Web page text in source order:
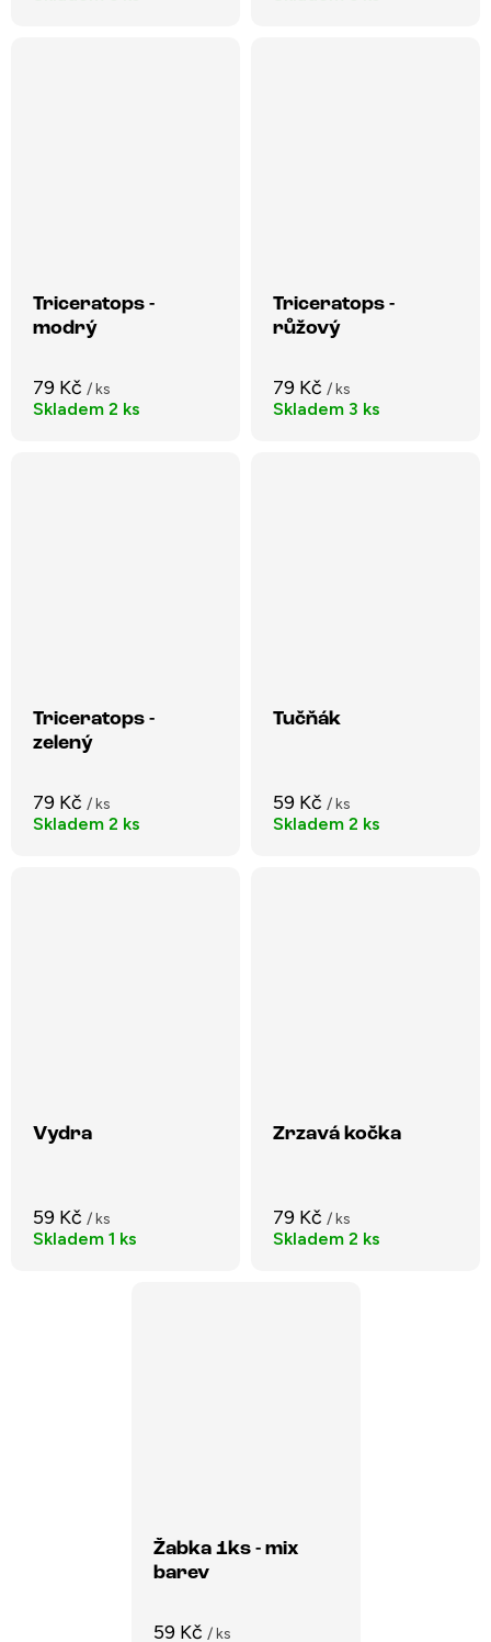
Triceratops -
modrý
79 Kč / ks
Skladem 2 ks
Triceratops -
růžový
79 Kč / ks
Skladem 3 ks
Triceratops -
zelený
79 Kč / ks
Skladem 2 ks
Tučňák
59 Kč / ks
Skladem 2 ks
Vydra
59 Kč / ks
Skladem 1 ks
Zrzavá kočka
79 Kč / ks
Skladem 2 ks
Žabka 1ks - mix
barev
59 Kč / ks